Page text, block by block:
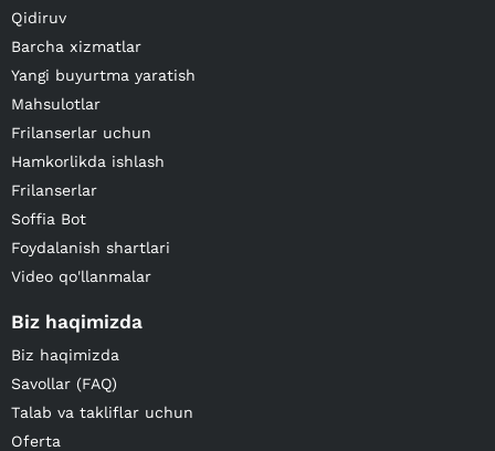
Qidiruv
Barcha xizmatlar
Yangi buyurtma yaratish
Mahsulotlar
Frilanserlar uchun
Hamkorlikda ishlash
Frilanserlar
Soffia Bot
Foydalanish shartlari
Video qo'llanmalar
Biz haqimizda
Biz haqimizda
Savollar (FAQ)
Talab va takliflar uchun
Oferta